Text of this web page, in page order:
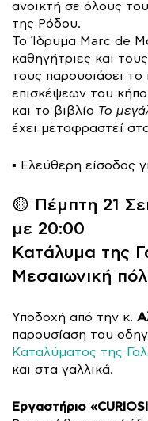
ανοικτή σε όλους
της Ρόδου.
Το Ίδρυμα Marc de
καθηγήτριες και
τους παρουσιάσει
επισκέψεων του
και το βιβλίο Το
έχει μεταφραστεί
▪️ Ελεύθερη είσοδος
🟡 Πέμπτη 21
με 20:00
Κατάλυμα της
Μεσαιωνική
Υποδοχή από την κ.
παρουσίαση του
Καταλύματος της
και στα γαλλικά.
Εργαστήριο